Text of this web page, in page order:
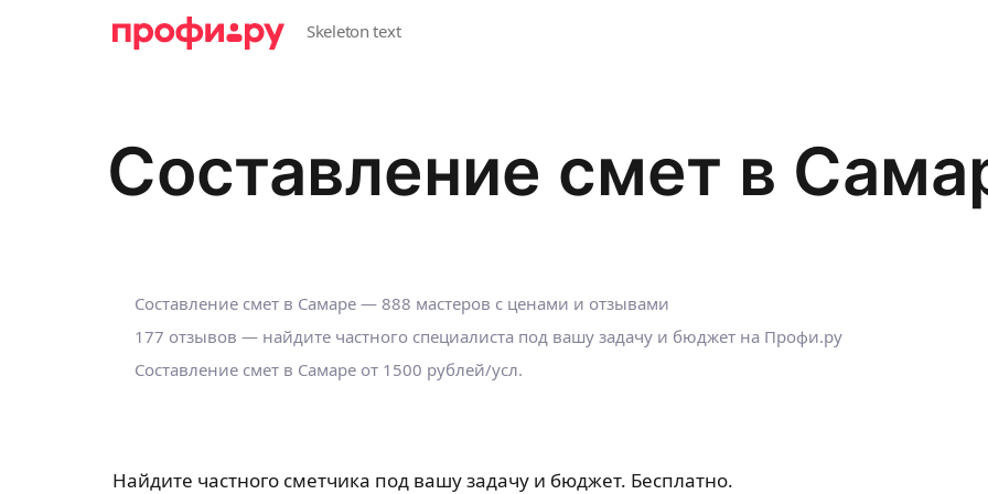
Составление смет в
Составление смет в Самаре — 888 мастеров с ценами и отзывами
177 отзывов — найдите частного специалиста под вашу задачу и бюджет на Профи.ру
Составление смет в Самаре от 1500 рублей/усл.
Найдите частного сметчика под вашу задачу и бюджет. Бесплатно.